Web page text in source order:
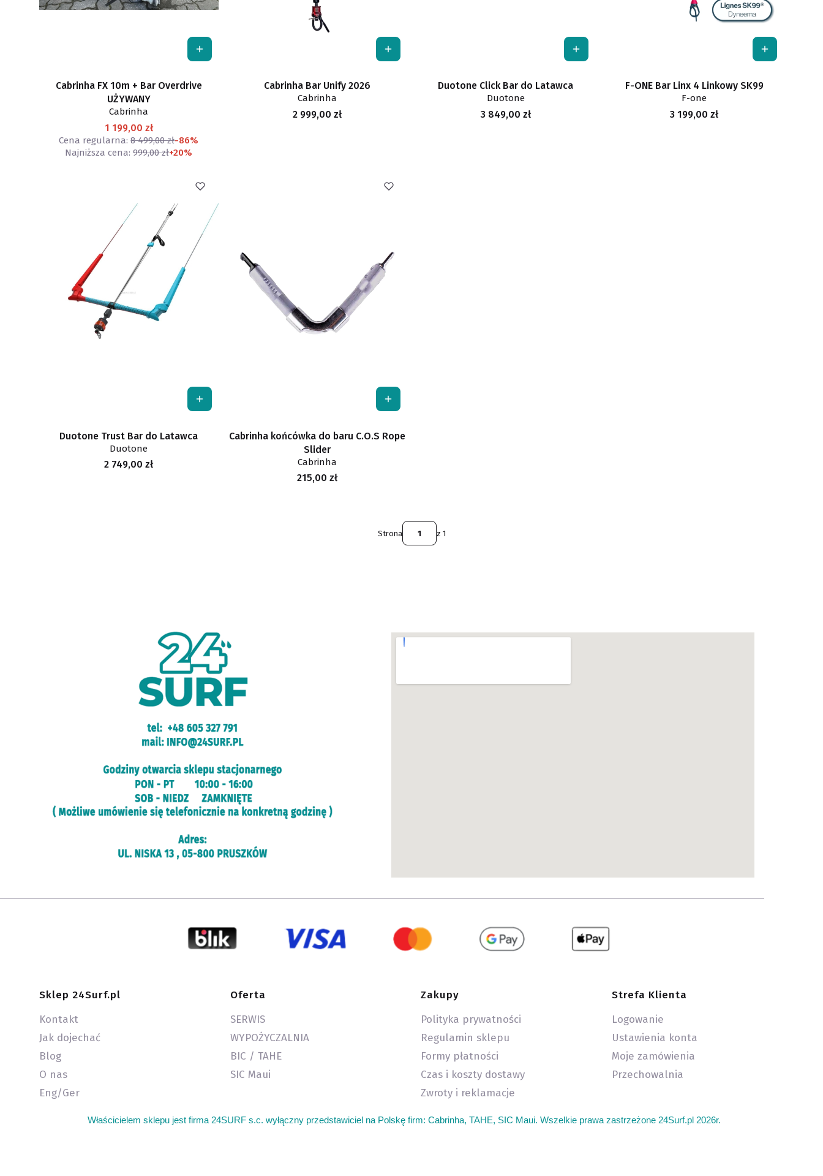
Cabrinha FX 10m + Bar Overdrive
UŻYWANY
Cabrinha
1 199,00 zł
Cena regularna: 8 499,00 zł-86%
Najniższa cena: 999,00 zł+20%
Cabrinha Bar Unify 2026
Cabrinha
Cena
2 999,00 zł
Duotone Click Bar do Latawca
Duotone
Cena
3 849,00 zł
F-ONE Bar Linx 4 Linkowy SK99
F-one
Cena
3 199,00 zł
Duotone Trust Bar do Latawca
Duotone
Cena
2 749,00 zł
Cabrinha końcówka do baru C.O.S Rope
Slider
Cabrinha
Cena
215,00 zł
Strona z 1
Linki w stopce
Sklep 24Surf.pl
Kontakt
Jak dojechać
Blog
O nas
Eng/Ger
Oferta
SERWIS
WYPOŻYCZALNIA
BIC / TAHE
SIC Maui
Zakupy
Polityka prywatności
Regulamin sklepu
Formy płatności
Czas i koszty dostawy
Zwroty i reklamacje
Strefa Klienta
Logowanie
Ustawienia konta
Moje zamówienia
Przechowalnia
Właścicielem sklepu jest firma 24SURF s.c. wyłączny przedstawiciel na Polskę firm: Cabrinha, TAHE, SIC Maui. Wszelkie prawa zastrzeżone 24Surf.pl 2026r.